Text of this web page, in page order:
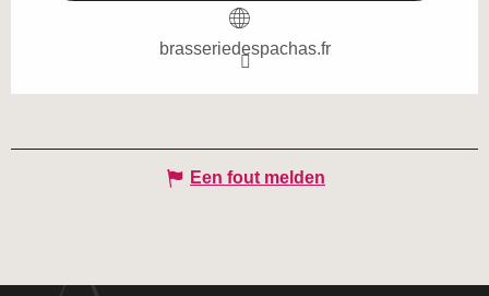
brasseriedespachas.fr
Een fout melden